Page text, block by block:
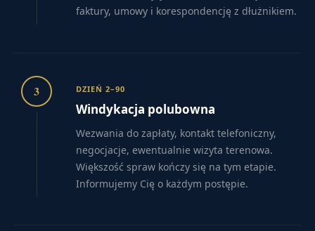
faktury, umowy i korespondencję z dłużnikiem.
3 DZIEŃ 2–90
Windykacja polubowna
Wezwania do zapłaty, kontakt telefoniczny,
negocjacje, ewentualnie wizyta terenowa.
Większość spraw kończy się na tym etapie.
Informujemy Cię o każdym postępie.